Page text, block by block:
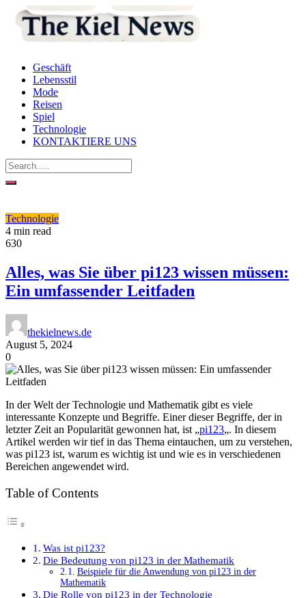
Geschäft
Lebensstil
Mode
Reisen
Spiel
Technologie
KONTAKTIERE UNS
Technologie
4 min read
630
Alles, was Sie über pi123 wissen müssen:
Ein umfassender Leitfaden
thekielnews.de
August 5, 2024
0
In der Welt der Technologie und Mathematik gibt es viele
interessante Konzepte und Begriffe. Einer dieser Begriffe, der in
letzter Zeit an Popularität gewonnen hat, ist „pi123„. In diesem
Artikel werden wir tief in das Thema eintauchen, um zu verstehen,
was pi123 ist, warum es wichtig ist und wie es in verschiedenen
Bereichen angewendet wird.
Table of Contents
Was ist pi123?
Die Bedeutung von pi123 in der Mathematik
Beispiele für die Anwendung von pi123 in der
Mathematik
Die Rolle von pi123 in der Technologie